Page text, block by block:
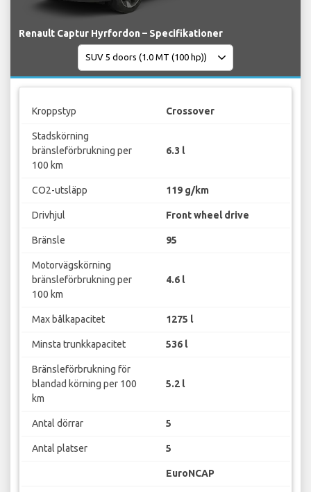
Renault Captur Hyrfordon – Specifikationer
Kroppstyp Crossover
Stadskörning
bränsleförbrukning per
100 km
6.3 l
CO2-utsläpp 119 g/km
Drivhjul Front wheel drive
Bränsle 95
Motorvägskörning
bränsleförbrukning per
100 km
4.6 l
Max bålkapacitet 1275 l
Minsta trunkkapacitet 536 l
Bränsleförbrukning för
blandad körning per 100
km
5.2 l
Antal dörrar 5
Antal platser 5
EuroNCAP